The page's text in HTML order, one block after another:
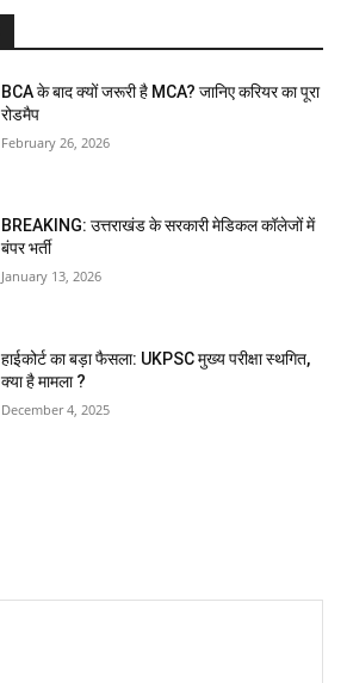
BCA के बाद क्यों जरूरी है MCA? जानिए करियर का पूरा
रोडमैप
February 26, 2026
BREAKING: उत्तराखंड के सरकारी मेडिकल कॉलेजों में
बंपर भर्ती
January 13, 2026
हाईकोर्ट का बड़ा फैसला: UKPSC मुख्य परीक्षा स्थगित,
क्या है मामला ?
December 4, 2025